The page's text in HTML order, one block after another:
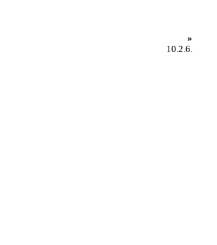
»
10.2.6.